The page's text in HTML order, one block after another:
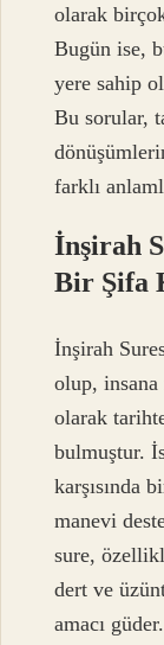
olarak
Bugün ise,
yere sahip
Bu sorular,
farklı
İnşirah
Bir Şifa
İnşirah
olup,
olarak
bulmuştur.
karşısında
manevi
sure,
dert ve
amacı